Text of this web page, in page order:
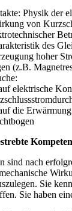
Physik der
von
des
hoher
(z.B.
elektrische
die
sind nach
Sie
Sie haben